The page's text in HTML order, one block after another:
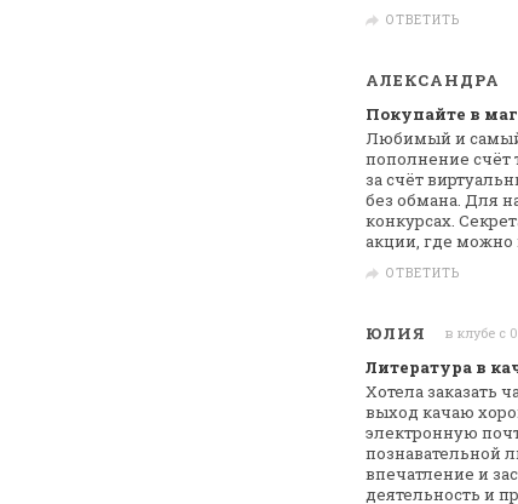
ОТВЕТИТЬ
АЛЕКСАНДРА
Покупайте в
Любимый и самый
пополнение счёт
за счёт
без обмана. Для
конкурсах.
акции, где можно
ОТВЕТИТЬ
ЮЛИЯ в клубе с
Литература в
Хотела заказать
выход качаю
электронную
познавательной
впечатление и
деятельность и